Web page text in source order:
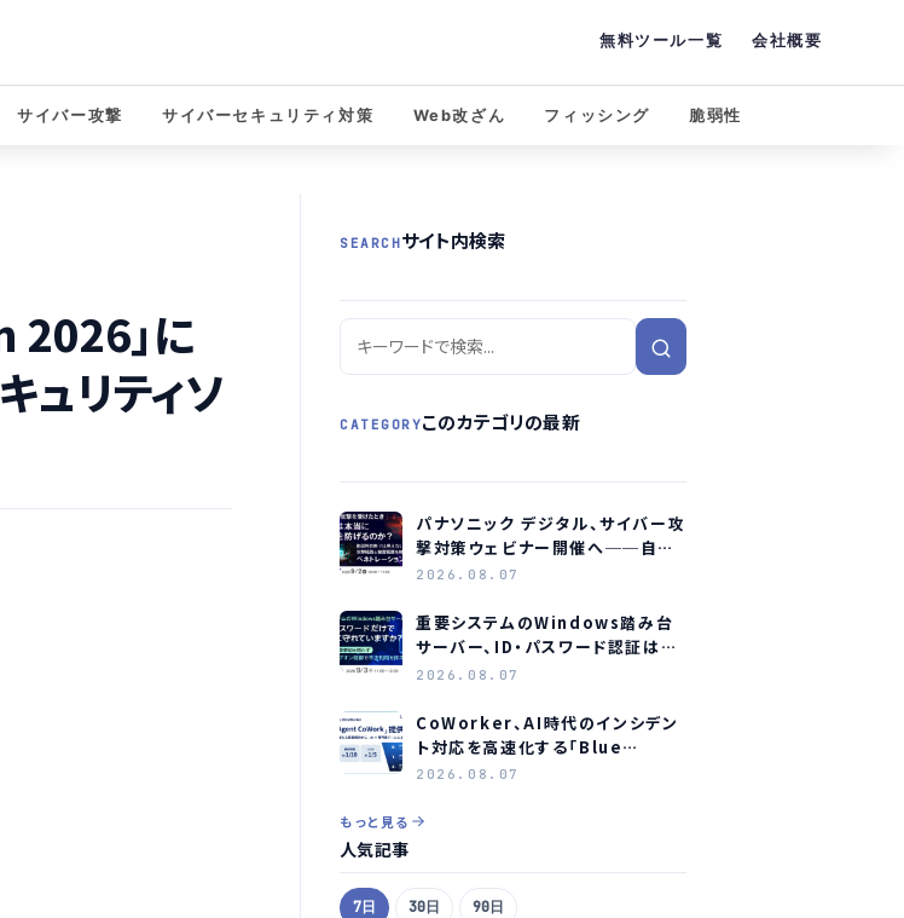
無料ツール一覧 会社概要
サイバー攻撃 サイバーセキュリティ対策 Web改ざん フィッシング 脆弱性
2026」に
ュリティソ
SEARCHサイト内検索
CATEGORYこのカテゴリの最新
パナソニック デジタル、サイバー攻
撃対策ウェビナー開催へ──自社
防御の実効性検証に焦点
2026.08.07
重要システムのWindows踏み台
サーバー、ID・パスワード認証は限
界か？ オーシャンブリッジとマジセ
2026.08.07
CoWorker、AI時代のインシデン
ト対応を高速化する「Blue
Agent CoWork」を提供開始
2026.08.07
もっと見る
人気記事
7日 30日 90日